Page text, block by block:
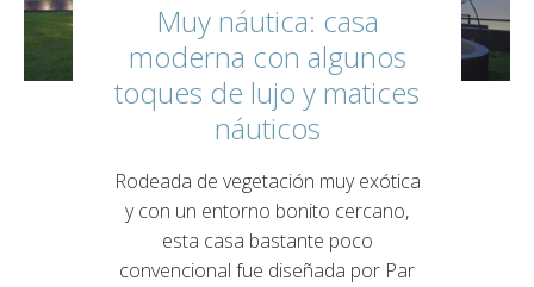
Muy náutica: casa
moderna con algunos
toques de lujo y matices
náuticos
Rodeada de vegetación muy exótica
y con un entorno bonito cercano,
esta casa bastante poco
convencional fue diseñada por Par